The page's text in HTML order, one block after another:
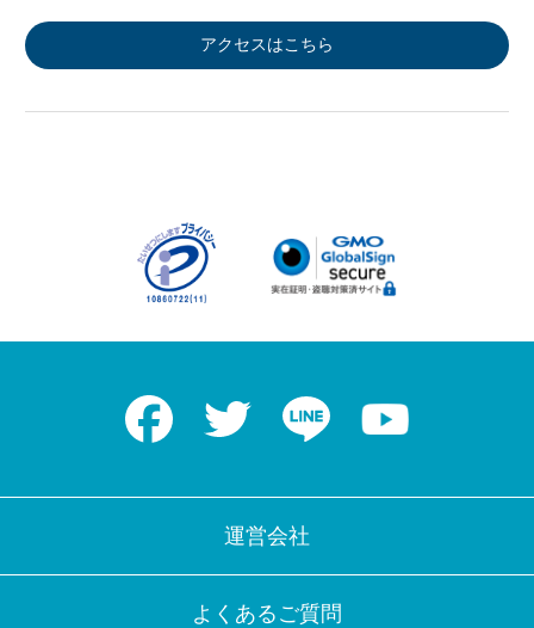
アクセスはこちら
Facebook Twitter LINE
運営会社
よくあるご質問